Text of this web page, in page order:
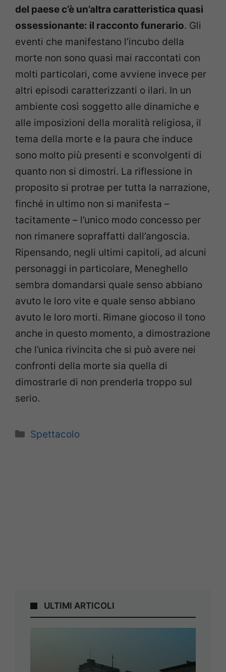
del paese c’è un’altra caratteristica quasi
ossessionante: il racconto funerario. Gli
eventi che manifestano l’incubo della
morte non sono quasi mai raccontati con
molti particolari, come avviene invece per
altri episodi caratterizzanti o ilari. In un
ambiente così soggetto alle dinamiche e
alle imposizioni della moralità religiosa, il
tema della morte e la paura che induce
sono molto più presenti e sconvolgenti di
quanto non si dimostri. La riflessione in
proposito si protrae per tutta la narrazione,
finché in ultimo non si manifesta –
tacitamente – l’unico modo concesso per
non rimanere sopraffatti dall’angoscia.
Ripensando, negli ultimi capitoli, ad alcuni
personaggi in particolare, Meneghello
sembra domandarsi quale senso abbiano
avuto le loro vite e quale senso abbiano
avuto le loro morti. Rimane giocoso il tono
anche in questo momento, a dimostrazione
che l’unica rivincita che si può avere nei
confronti della morte sia quella di
dimostrarle di non prenderla troppo sul
serio.
Categorie
Spettacolo
ULTIMI ARTICOLI